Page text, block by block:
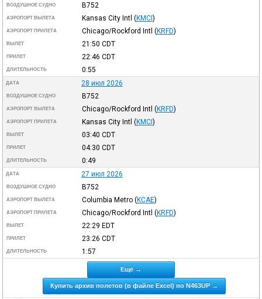
ВОЗДУШНОЕ СУДНО B752
АЭРОПОРТ ВЫЛЕТА Kansas City Intl (KMCI)
АЭРОПОРТ ПРИЛЕТА Chicago/Rockford Intl (KRFD)
ВЫЛЕТ 21:50 CDT
ПРИЛЕТ 22:46 CDT
ДЛИТЕЛЬНОСТЬ 0:55
ДАТА 28 июл 2026
ВОЗДУШНОЕ СУДНО B752
АЭРОПОРТ ВЫЛЕТА Chicago/Rockford Intl (KRFD)
АЭРОПОРТ ПРИЛЕТА Kansas City Intl (KMCI)
ВЫЛЕТ 03:40 CDT
ПРИЛЕТ 04:30 CDT
ДЛИТЕЛЬНОСТЬ 0:49
ДАТА 27 июл 2026
ВОЗДУШНОЕ СУДНО B752
АЭРОПОРТ ВЫЛЕТА Columbia Metro (KCAE)
АЭРОПОРТ ПРИЛЕТА Chicago/Rockford Intl (KRFD)
ВЫЛЕТ 22:29 EDT
ПРИЛЕТ 23:26 CDT
ДЛИТЕЛЬНОСТЬ 1:57
Ещё →
Купить архив полетов (в файле Excel) по N463UP →